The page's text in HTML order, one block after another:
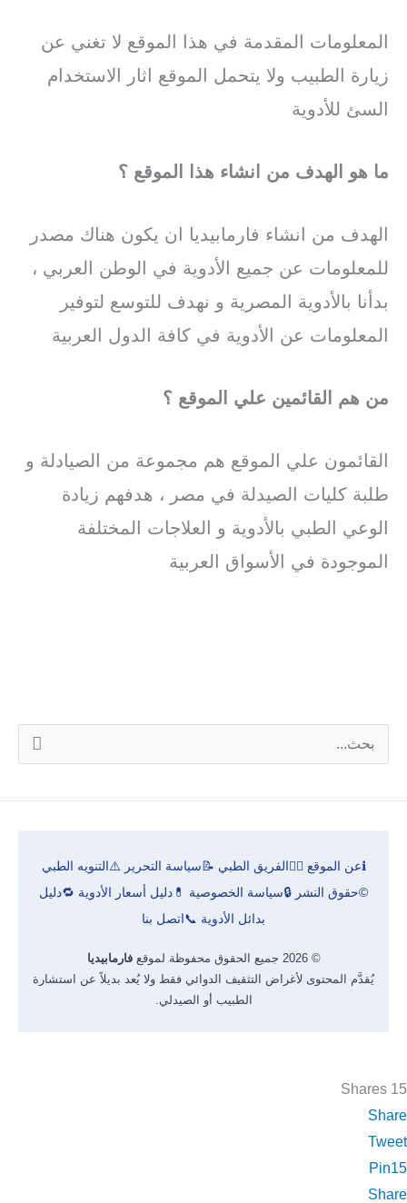
المعلومات المقدمة في هذا الموقع لا تغني عن
زيارة الطبيب ولا يتحمل الموقع اثار الاستخدام
السئ للأدوية
ما هو الهدف من انشاء هذا الموقع ؟
الهدف من انشاء فارمابيديا ان يكون هناك مصدر
للمعلومات عن جميع الأدوية في الوطن العربي ،
بدأنا بالأدوية المصرية و نهدف للتوسع لتوفير
المعلومات عن الأدوية في كافة الدول العربية
من هم القائمين علي الموقع ؟
القائمون علي الموقع هم مجموعة من الصيادلة و
طلبة كليات الصيدلة في مصر ، هدفهم زيادة
الوعي الطبي بالأدوية و العلاجات المختلفة
الموجودة في الأسواق العربية
ل
ℹ️عن الموقع 👨‍⚕️الفريق الطبي 📝سياسة التحرير ⚠️التنويه الطبي
©حقوق النشر 🔒سياسة الخصوصية 💊 دليل أسعار الأدوية 🔁دليل
بدائل الأدوية 📞اتصل بنا
© 2026 جميع الحقوق محفوظة لموقع
فارمابيديا
يُقدَّم المحتوى لأغراض التثقيف الدوائي فقط ولا يُعد بديلاً عن استشارة
الطبيب أو الصيدلي.
15
Shares
Share
Tweet
Pin15
Share